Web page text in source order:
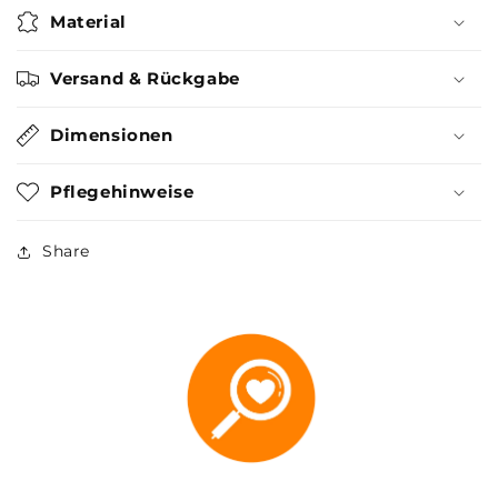
Material
Versand & Rückgabe
Dimensionen
Pflegehinweise
Share